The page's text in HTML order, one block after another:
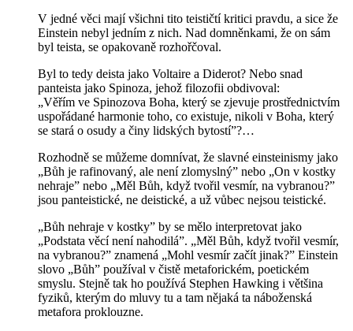
V jedné věci mají všichni tito teističtí kritici pravdu, a sice že
Einstein nebyl jedním z nich. Nad domněnkami, že on sám
byl teista, se opakovaně rozhořčoval.
Byl to tedy deista jako Voltaire a Diderot? Nebo snad
panteista jako Spinoza, jehož filozofii obdivoval:
„Věřím ve Spinozova Boha, který se zjevuje prostřednictvím
uspořádané harmonie toho, co existuje, nikoli v Boha, který
se stará o osudy a činy lidských bytostí”?…
Rozhodně se můžeme domnívat, že slavné einsteinismy jako
„Bůh je rafinovaný, ale není zlomyslný” nebo „On v kostky
nehraje” nebo „Měl Bůh, když tvořil vesmír, na vybranou?”
jsou panteistické, ne deistické, a už vůbec nejsou teistické.
„Bůh nehraje v kostky” by se mělo interpretovat jako
„Podstata věcí není nahodilá”. „Měl Bůh, když tvořil vesmír,
na vybranou?” znamená „Mohl vesmír začít jinak?” Einstein
slovo „Bůh” používal v čistě metaforickém, poetickém
smyslu. Stejně tak ho používá Stephen Hawking i většina
fyziků, kterým do mluvy tu a tam nějaká ta náboženská
metafora proklouzne.